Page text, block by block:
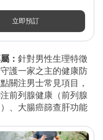
立即預訂
： 針對男性生理特徵
護一家之主的健康防
關注男士常見項目，
前列腺健康（前列腺
、大腸癌篩查肝功能